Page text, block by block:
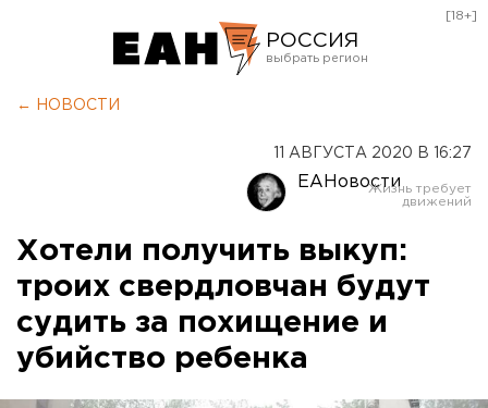
РОССИЯ
Оренбург
[18+]
← НОВОСТИ
11 АВГУСТА 2020 В 16:27
ЕАНовости
Хотели получить выкуп:
троих свердловчан будут
судить за похищение и
убийство ребенка